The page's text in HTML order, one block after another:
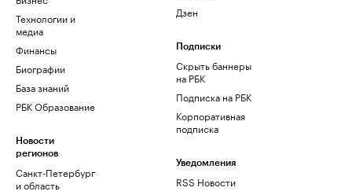
Технологии и
медиа
Финансы
Биографии
База знаний
РБК Образование
Новости
регионов
Санкт-Петербург
и область
Дзен
Подписки
Скрыть баннеры
на РБК
Подписка на РБК
Корпоративная
подписка
Уведомления
RSS Новости